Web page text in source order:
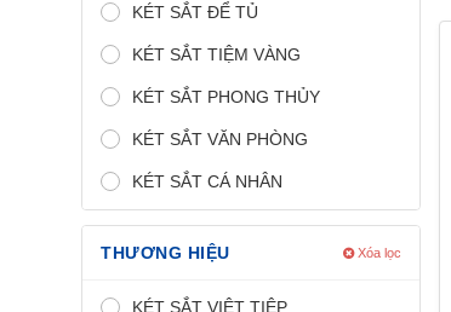
KÉT SẮT ĐỂ TỦ
KÉT SẮT TIỆM VÀNG
KÉT SẮT PHONG THỦY
KÉT SẮT VĂN PHÒNG
KÉT SẮT CÁ NHÂN
THƯƠNG HIỆU Xóa lọc
KÉT SẮT VIỆT TIỆP